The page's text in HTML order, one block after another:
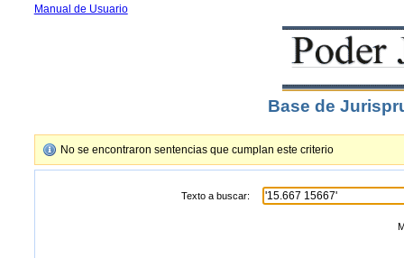
Manual de Usuario
Base de
No se encontraron sentencias que cumplan este criterio
Texto a buscar: